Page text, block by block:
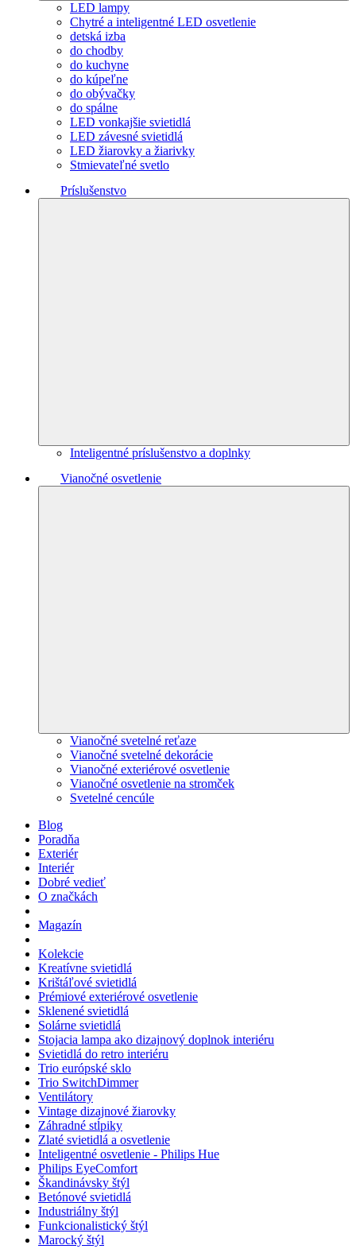
LED lampy
Chytré a inteligentné LED osvetlenie
detská izba
do chodby
do kuchyne
do kúpeľne
do obývačky
do spálne
LED vonkajšie svietidlá
LED závesné svietidlá
LED žiarovky a žiarivky
Stmievateľné svetlo
Príslušenstvo
Inteligentné príslušenstvo a doplnky
Vianočné osvetlenie
Vianočné svetelné reťaze
Vianočné svetelné dekorácie
Vianočné exteriérové osvetlenie
Vianočné osvetlenie na stromček
Svetelné cencúle
Blog
Poradňa
Exteriér
Interiér
Dobré vedieť
O značkách
Magazín
Kolekcie
Kreatívne svietidlá
Krištáľové svietidlá
Prémiové exteriérové osvetlenie
Sklenené svietidlá
Solárne svietidlá
Stojacia lampa ako dizajnový doplnok interiéru
Svietidlá do retro interiéru
Trio európské sklo
Trio SwitchDimmer
Ventilátory
Vintage dizajnové žiarovky
Záhradné stĺpiky
Zlaté svietidlá a osvetlenie
Inteligentné osvetlenie - Philips Hue
Philips EyeComfort
Škandinávsky štýl
Betónové svietidlá
Industriálny štýl
Funkcionalistický štýl
Marocký štýl